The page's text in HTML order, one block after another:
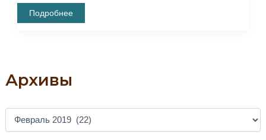
Архивы
Творческий
Час
Подробнее